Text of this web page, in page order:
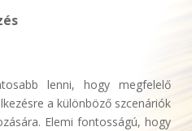
lenni, hogy megfelelő
a különböző szcenáriók
Elemi fontosságú, hogy